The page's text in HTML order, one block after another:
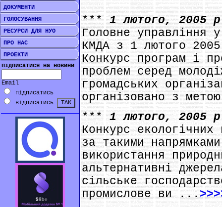
ДОКУМЕНТИ
ГОЛОСУВАННЯ
РЕСУРСИ ДЛЯ НУО
ПРО НАС
ПРОЕКТИ
підписатися на новини
Email
підписатись
відписатись
***1 лютого, 2005
Головне управління
КМДА з 1 лютого
Конкурс програм і
проблем серед
громадських
організовано з
***1 лютого, 2005
Конкурс екологічних
за такими
використання
альтернативні
сільське
промислове ви ...